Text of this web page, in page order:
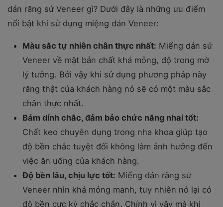
dán răng sứ Veneer gì? Dưới đây là những ưu điểm
nổi bật khi sử dụng miệng dán Veneer:
Màu sắc tự nhiên chân thực nhất: Miếng dán sứ
Veneer về mặt bản chất khá mỏng, độ trong mờ
lý tưởng. Bởi vậy khi sử dụng phương pháp này
răng thật của khách hàng nó sẽ có một màu sắc
chân thực nhất.
Bám dính chắc, đảm bảo chức năng nhai tốt:
Chất keo chuyên dụng trong nha khoa giúp tạo
độ bền chắc tuyệt đối không làm ảnh hưởng đến
việc ăn uống của khách hàng.
Độ bền lâu, chịu lực tốt: Miếng dán răng sứ
Veneer nhìn khá mỏng manh, tuy nhiên nó lại có
độ bền cực kỳ chắc chắn. Chính vì vậy mà khi